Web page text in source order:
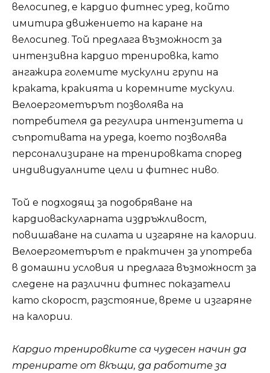
велосипед, е кардио фитнес уред, който
имитира движението на каране на
велосипед. Той предлага възможност за
интензивна кардио тренировка, като
ангажира големите мускулни групи на
краката, кракията и коремните мускули.
Велоергометърът позволява на
потребителя да регулира интензитета и
съпротивата на уреда, което позволява
персонализиране на тренировката според
индивидуалните цели и фитнес ниво.
Той е подходящ за подобряване на
кардиоваскуларната издръжливост,
повишаване на силата и изгаряне на калории.
Велоергометърът е практичен за употреба
в домашни условия и предлага възможност за
следене на различни фитнес показатели
като скорост, разстояние, време и изгаряне
на калории.
Кардио тренировките са чудесен начин да
тренирате от вкъщи, да работите за